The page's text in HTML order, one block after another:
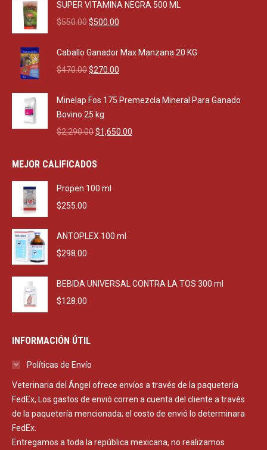
SUPER VITAMINA NEGRA 500 ML
$550.00Original
was:
$550.00.
$500.00
is:
Caballo Ganador Max Manzana 20 KG
$470.00Original
was:
$470.00.
$270.00
is:
Minelap Fos 175 Premezcla Mineral Para Ganado
Bovino 25 kg
$2,290.00Original
was:
$1,650.00
MEJOR CALIFICADOS
Propen 100 ml
$255.00
ANTOPLEX 100 ml
$298.00
BEBIDA UNIVERSAL CONTRA LA TOS 300 ml
$128.00
INFORMACIÓN ÚTIL
Políticas de Envío
Veterinaria del Ángel ofrece envíos a través de la paquetería
FedEx, Los gastos de envió corren a cuenta del cliente a través
de la paquetería mencionada; el costo de envió lo determinara
FedEx.
Entregamos a toda la república mexicana, no realizamos